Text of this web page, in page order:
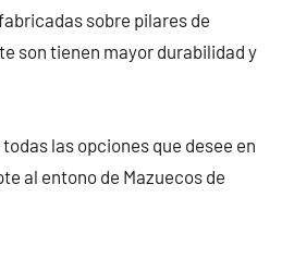
sobre pilares de
son tienen mayor durabilidad y
las opciones que desee en
al entono de Mazuecos de